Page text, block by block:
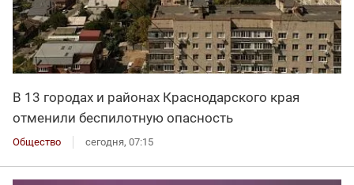
В 13 городах и районах Краснодарского края
отменили беспилотную опасность
Общество сегодня, 07:15